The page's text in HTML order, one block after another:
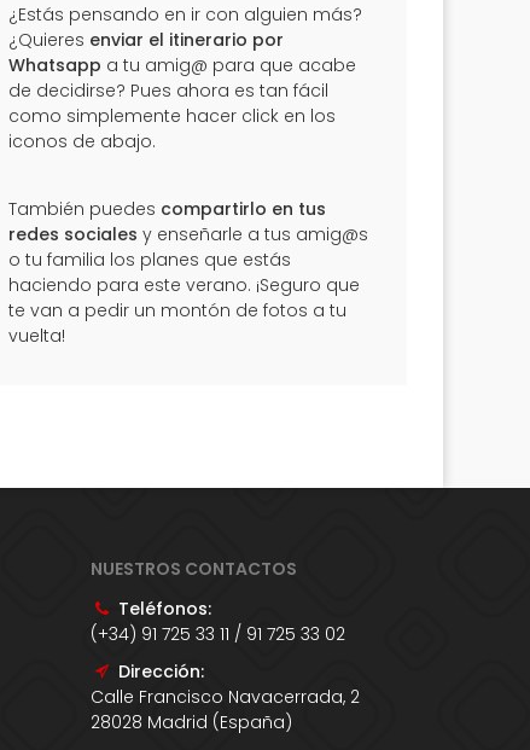
¿Estás pensando en ir con alguien más?
¿Quieres enviar el itinerario por
Whatsapp a tu amig@ para que acabe
de decidirse? Pues ahora es tan fácil
como simplemente hacer click en los
iconos de abajo.
También puedes compartirlo en tus
redes sociales y enseñarle a tus amig@s
o tu familia los planes que estás
haciendo para este verano. ¡Seguro que
te van a pedir un montón de fotos a tu
vuelta!
NUESTROS CONTACTOS
Teléfonos:
(+34) 91 725 33 11 / 91 725 33 02
Dirección:
Calle Francisco Navacerrada, 2
28028 Madrid (España)